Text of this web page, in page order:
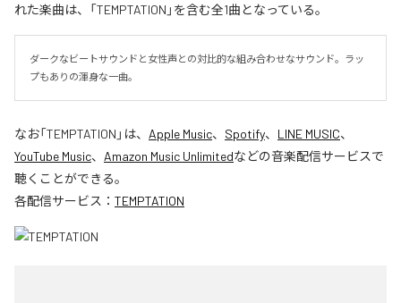
れた楽曲は、「TEMPTATION」を含む全1曲となっている。
ダークなビートサウンドと女性声との対比的な組み合わせなサウンド。ラッ
プもありの渾身な一曲。
なお「TEMPTATION 」は、 Apple Music、 Spotify、 LINE MUSIC、
YouTube Music、 Amazon Music Unlimitedなどの音楽配信サービスで
聴くことができる。
各配信サービス： TEMPTATION